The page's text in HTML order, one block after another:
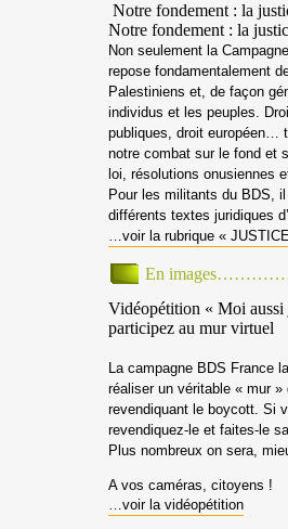
Notre fondement : la
Notre fondement : la
Non seulement la
repose fondamentalement
Palestiniens et, de façon
individus et les peuples.
publiques, droit européen…
notre combat sur le fond et
loi, résolutions onusiennes
Pour les militants du BDS,
différents textes juridiques
…voir la rubrique «
En
Vidéopétition « Moi aussi
participez au mur virtuel
La campagne BDS France
réaliser un véritable « mur »
revendiquant le boycott. Si
revendiquez-le et faites-le
Plus nombreux on sera,
A vos caméras, citoyens !
…voir la vidéopétition